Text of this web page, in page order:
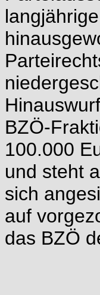
BZÖ-
100.000
und steht
sich
auf
das BZÖ